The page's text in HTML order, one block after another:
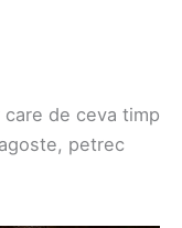
care de ceva timp
petrec